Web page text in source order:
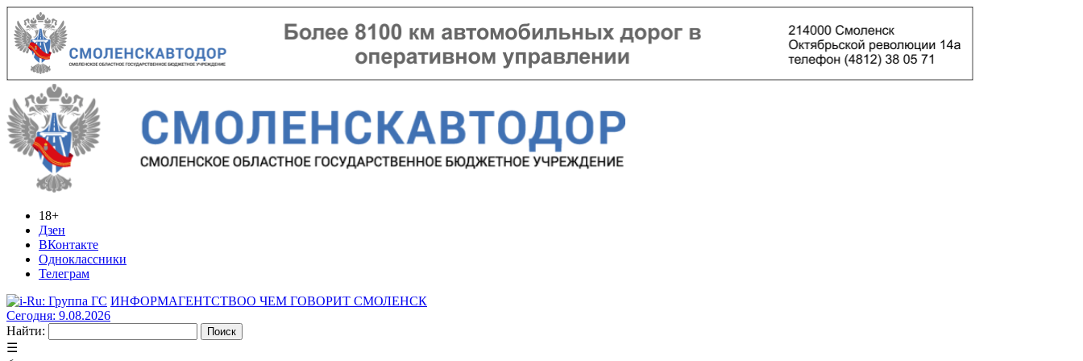
18+
Дзен
ВКонтакте
Одноклассники
Телеграм
ИНФОРМАГЕНТСТВОО ЧЕМ ГОВОРИТ СМОЛЕНСК
Сегодня: 9.08.2026
Найти:
☰